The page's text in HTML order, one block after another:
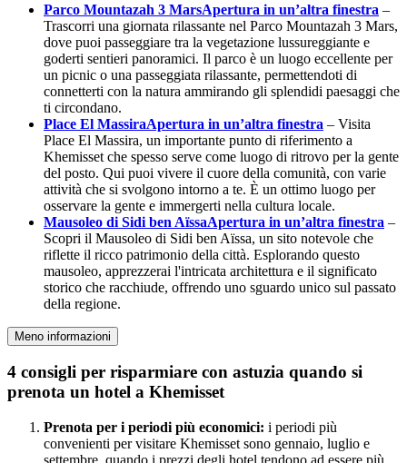
Parco Mountazah 3 MarsApertura in un’altra finestra –
Trascorri una giornata rilassante nel Parco Mountazah 3 Mars,
dove puoi passeggiare tra la vegetazione lussureggiante e
goderti sentieri panoramici. Il parco è un luogo eccellente per
un picnic o una passeggiata rilassante, permettendoti di
connetterti con la natura ammirando gli splendidi paesaggi che
ti circondano.
Place El MassiraApertura in un’altra finestra – Visita
Place El Massira, un importante punto di riferimento a
Khemisset che spesso serve come luogo di ritrovo per la gente
del posto. Qui puoi vivere il cuore della comunità, con varie
attività che si svolgono intorno a te. È un ottimo luogo per
osservare la gente e immergerti nella cultura locale.
Mausoleo di Sidi ben AïssaApertura in un’altra finestra –
Scopri il Mausoleo di Sidi ben Aïssa, un sito notevole che
riflette il ricco patrimonio della città. Esplorando questo
mausoleo, apprezzerai l'intricata architettura e il significato
storico che racchiude, offrendo uno sguardo unico sul passato
della regione.
Meno informazioni
4 consigli per risparmiare con astuzia quando si
prenota un hotel a Khemisset
Prenota per i periodi più economici: i periodi più
convenienti per visitare Khemisset sono gennaio, luglio e
settembre, quando i prezzi degli hotel tendono ad essere più